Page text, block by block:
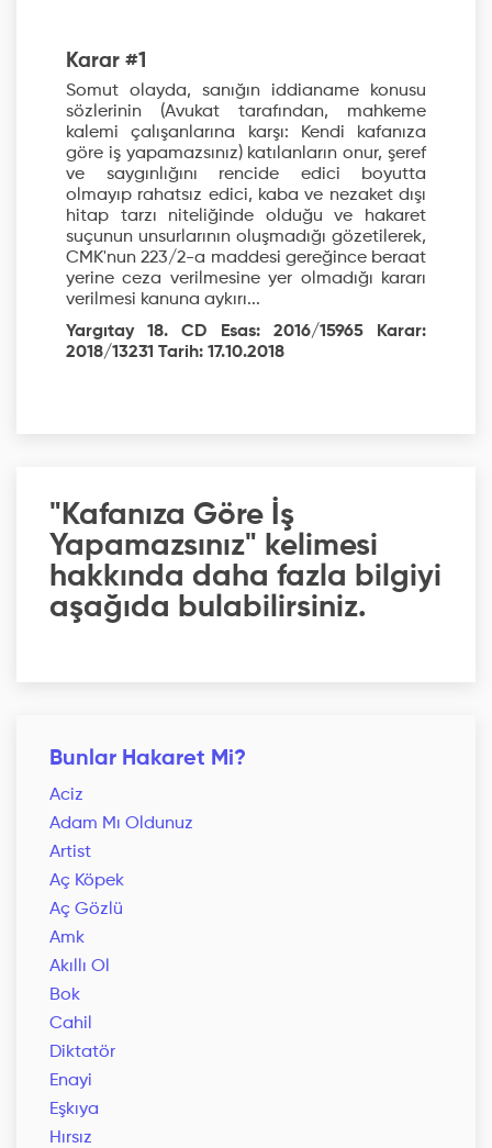
Karar #1
Somut olayda, sanığın iddianame konusu
sözlerinin (Avukat tarafından, mahkeme
kalemi çalışanlarına karşı: Kendi kafanıza
göre iş yapamazsınız) katılanların onur, şeref
ve saygınlığını rencide edici boyutta
olmayıp rahatsız edici, kaba ve nezaket dışı
hitap tarzı niteliğinde olduğu ve hakaret
suçunun unsurlarının oluşmadığı gözetilerek,
CMK'nun 223/2-a maddesi gereğince beraat
yerine ceza verilmesine yer olmadığı kararı
verilmesi kanuna aykırı...
Yargıtay 18. CD Esas: 2016/15965 Karar:
2018/13231 Tarih: 17.10.2018
"Kafanıza Göre İş
Yapamazsınız" kelimesi
hakkında daha fazla bilgiyi
aşağıda bulabilirsiniz.
Bunlar Hakaret Mi?
Aciz
Adam Mı Oldunuz
Artist
Aç Köpek
Aç Gözlü
Amk
Akıllı Ol
Bok
Cahil
Diktatör
Enayi
Eşkıya
Hırsız